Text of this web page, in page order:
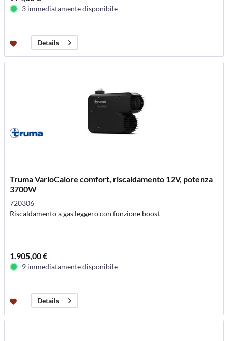
3 immediatamente disponibile
Details
Truma VarioCalore comfort, riscaldamento 12V, potenza
3700W
720306
Riscaldamento a gas leggero con funzione boost
1.905,00 €
9 immediatamente disponibile
Details